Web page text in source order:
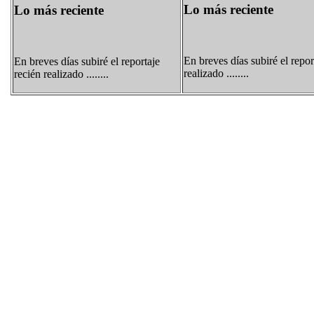
Lo más reciente
En breves días subiré el reportaje
recién realizado ........
Lo más reciente
En breves días subiré el
realizado ........